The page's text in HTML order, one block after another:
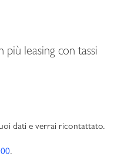
più leasing con tassi
dati e verrai ricontattato.
.